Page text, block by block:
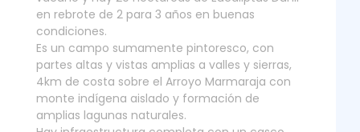
en rebrote de 2 para 3 años en buenas
condiciones.
Es un campo sumamente pintoresco, con
partes altas y vistas amplias a valles y sierras,
4km de costa sobre el Arroyo Marmaraja con
monte indígena aislado y formación de
amplias lagunas naturales.